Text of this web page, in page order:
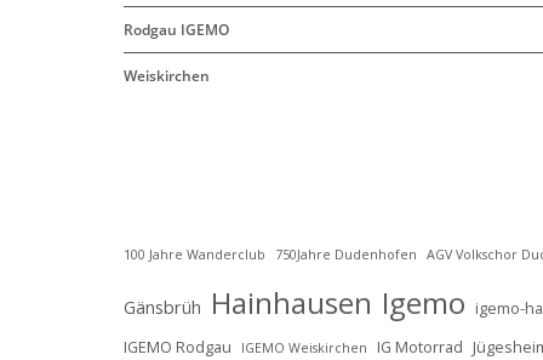
Rodgau IGEMO
Weiskirchen
100 Jahre Wanderclub 750Jahre Dudenhofen AGV Volkschor
Gänsbrüh Hainhausen Igemo igemo-
IGEMO Rodgau IGEMO Weiskirchen IG Motorrad